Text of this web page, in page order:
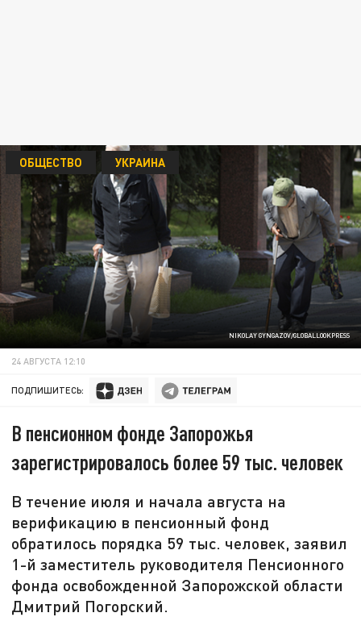
NIKOLAY GYNGAZOV/GLOBALLOOKPRESS
ОБЩЕСТВО УКРАИНА
24 АВГУСТА 12:10
ПОДПИШИТЕСЬ:
В пенсионном фонде Запорожья
зарегистрировалось более 59 тыс. человек
В течение июля и начала августа на
верификацию в пенсионный фонд
обратилось порядка 59 тыс. человек, заявил
1-й заместитель руководителя Пенсионного
фонда освобожденной Запорожской области
Дмитрий Погорский.